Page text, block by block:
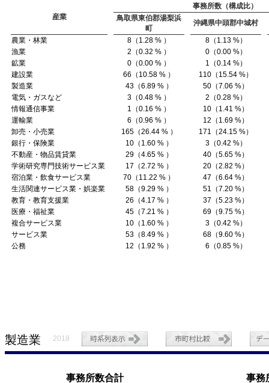
産業
事務所数（構成比）
鳥取県東伯郡湯梨浜
町
沖縄県中頭郡中城村
農業・林業 8（1.28 % ）
8（1.13 %）
漁業
2（0.32 % ）
0（0.00 %）
鉱業
0（0.00 % ）
1（0.14 %）
建設業
66（10.58 % ）
110（15.54 %）
製造業
43（6.89 % ）
50（7.06 %）
電気・ガスなど
3（0.48 % ）
2（0.28 %）
情報通信事業
1（0.16 % ）
10（1.41 %）
運輸業
6（0.96 % ）
12（1.69 %）
卸売・小売業
165（26.44 % ）
171（24.15 %）
銀行・保険業
10（1.60 % ）
3（0.42 %）
不動産・物品賃貸業
29（4.65 % ）
40（5.65 %）
学術研究専門技術サービス業
17（2.72 % ）
20（2.82 %）
宿泊業・飲食サービス業
70（11.22 % ）
47（6.64 %）
生活関連サービス業・娯楽業
58（9.29 % ）
51（7.20 %）
教育・教育支援業
26（4.17 % ）
37（5.23 %）
医療・福祉業
45（7.21 % ）
69（9.75 %）
複合サービス業
10（1.60 % ）
3（0.42 %）
サービス業
53（8.49 % ）
68（9.60 %）
公務
12（1.92 % ） 6（0.85 %）
製造業 2018
事務所数合計 事務